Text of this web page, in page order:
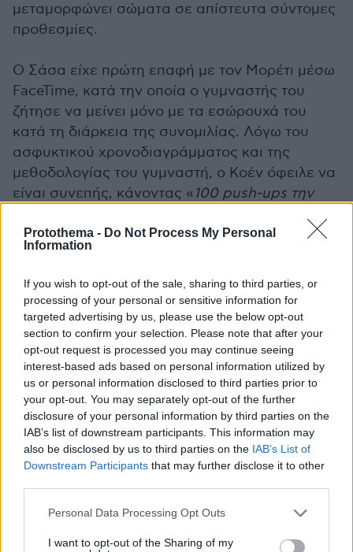
Protothema - Do Not Process My Personal
Information
If you wish to opt-out of the sale, sharing to third parties, or
processing of your personal or sensitive information for
targeted advertising by us, please use the below opt-out
section to confirm your selection. Please note that after your
opt-out request is processed you may continue seeing
interest-based ads based on personal information utilized by
us or personal information disclosed to third parties prior to
your opt-out. You may separately opt-out of the further
disclosure of your personal information by third parties on the
IAB’s list of downstream participants. This information may
also be disclosed by us to third parties on the IAB’s List of
Downstream Participants that may further disclose it to other
Please note that this website/app uses one or more Google
not limited to your visit or usage behaviour. You may click to
Personal Data Processing Opt Outs
I want to opt-out of the Sharing of my
μεταμορφώνει σώματα σε απίστευτα σύντομες
προθεσμίες.
Ο Σάσα είχε πρώτη επαφή με τον Μορέτι μέσω
FaceTime, κατά την οποία ο γυμναστής του
ζήτησε να μείνει μόνο με τα εσώρουχά του
κατά τη διάρκεια της συνομιλίας. Λόγω του
ασφυκτικού χρονοδιαγράμματος και της
μεθοδολογίας του γυμναστή, ο Κοέν όφειλε να
είναι συνεπής, κάνοντας « 100 push-ups την
Η εντυπωσιακή του μεταμόρφωση δεν
βασίστηκε σε μαραθώνιες προπονήσεις ή
ακραίες δίαιτες. Αντίθετα, επικεντρώθηκαν σε
σύντομες, στοχευμένες προπονήσεις και μια
διατροφή πλούσια σε φυτικές ίνες και
πρωτεΐνη, με χαμηλή περιεκτικότητα σε ζάχαρη.
Προπονήσεις 25 λεπτών που ήταν
διαχειρίσιμες. Ακόμα και κατά τη διάρκεια των
γυρισμάτων, τις κάναμε. Παλιά θα πίστευα ότι
χρειάζεσαι συνεδρίες διάρκειας μίας ώρας,
αλλά οι σύντομες προπονήσεις έκαναν πολύ
Μέχρι τη δεύτερη εβδομάδα, οι